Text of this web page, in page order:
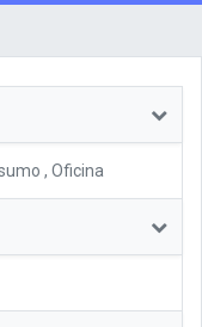
, Oficina